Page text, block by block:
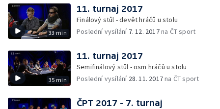
33 min
11. turnaj 2017
Finálový stůl - devět hráčů u stolu
Poslední vysílání 7. 12. 2017na ČT sport
35 min
11. turnaj 2017
Semifinálový stůl - osm hráčů u stolu
Poslední vysílání 28. 11. 2017na ČT sport
ČPT 2017 - 7. turnaj